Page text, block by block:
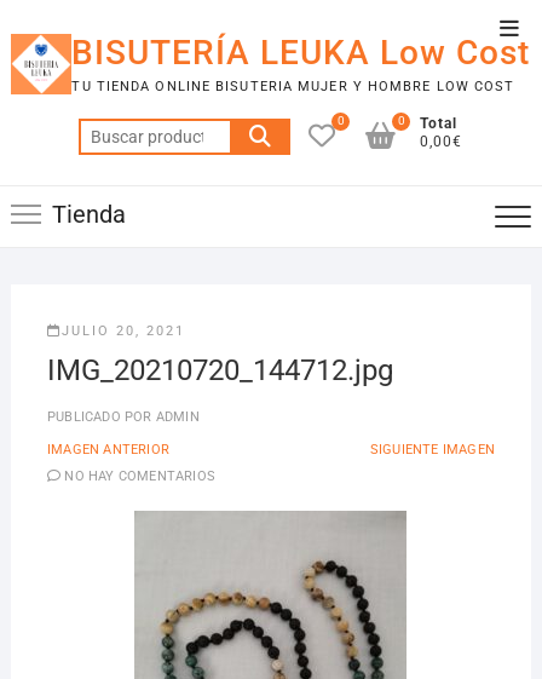
contenido
de
la
BISUTERÍA LEUKA Low Cost
TU TIENDA ONLINE BISUTERIA MUJER Y HOMBRE LOW COST
Buscar
por:
0
Total
0,00€
0
Tienda
JULIO 20, 2021
IMG_20210720_144712.jpg
PUBLICADO POR ADMIN
IMAGEN ANTERIOR
SIGUIENTE IMAGEN
NO HAY COMENTARIOS